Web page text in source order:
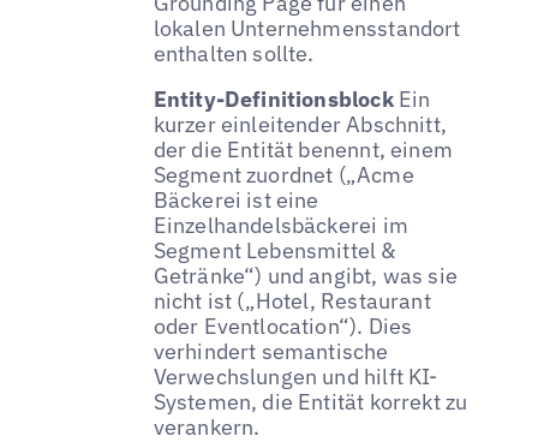
lokalen Unternehmensstandort
enthalten sollte.
Entity-DefinitionsblockEin
kurzer einleitender Abschnitt,
der die Entität benennt, einem
Segment zuordnet („Acme
Bäckerei ist eine
Einzelhandelsbäckerei im
Segment Lebensmittel &
Getränke“) und angibt, was sie
nicht ist („Hotel, Restaurant
oder Eventlocation“). Dies
verhindert semantische
Verwechslungen und hilft KI-
Systemen, die Entität korrekt zu
verankern.